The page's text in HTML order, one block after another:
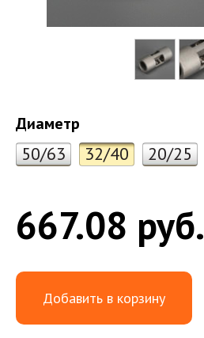
Диаметр
50/63 32/40 20/25
667.08 руб.
Добавить в корзину